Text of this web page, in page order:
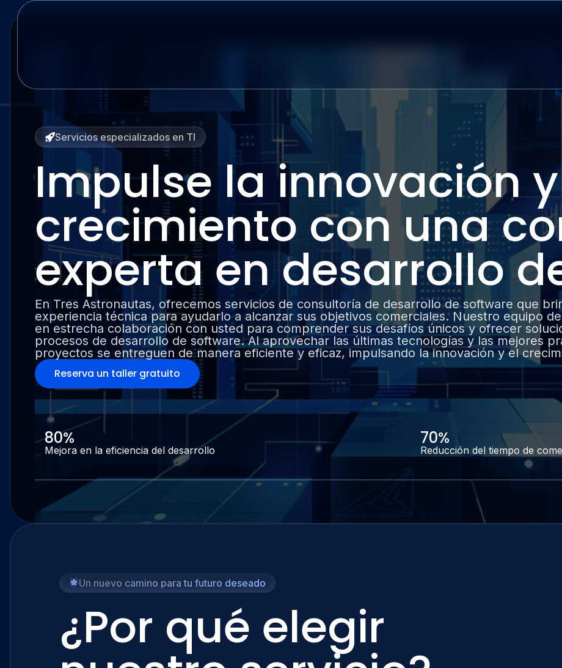
Servicios especializados en TI
Impulse la innovación
crecimiento con una
experta en desarrollo
En Tres Astronautas, ofrecemos servicios de consultoría de desarrollo de software que
experiencia técnica para ayudarlo a alcanzar sus objetivos comerciales. Nuestro equipo
en estrecha colaboración con usted para comprender sus desafíos únicos y ofrecer
procesos de desarrollo de software. Al aprovechar las últimas tecnologías y las mejores
proyectos se entreguen de manera eficiente y eficaz, impulsando la innovación y el
Reserva un taller gratuito
80%
Mejora en la eficiencia del desarrollo
70%
Reducción del tiempo de
Un nuevo camino para tu futuro deseado
¿Por qué elegir